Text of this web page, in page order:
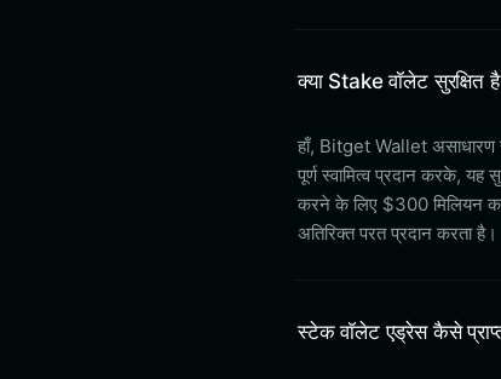
क्या Stake वॉलेट सुरक्षित
हाँ, Bitget Wallet
पूर्ण स्वामित्व प्रदान करके,
करने के लिए $300 मिलियन
अतिरिक्त परत प्रदान करता है।
स्टेक वॉलेट एड्रेस कैसे